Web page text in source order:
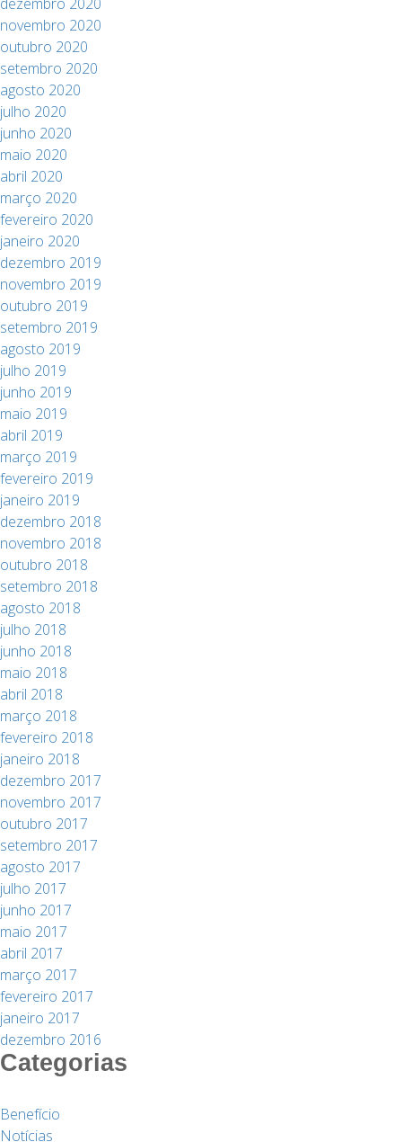
novembro 2020
outubro 2020
setembro 2020
agosto 2020
julho 2020
junho 2020
maio 2020
abril 2020
março 2020
fevereiro 2020
janeiro 2020
dezembro 2019
novembro 2019
outubro 2019
setembro 2019
agosto 2019
julho 2019
junho 2019
maio 2019
abril 2019
março 2019
fevereiro 2019
janeiro 2019
dezembro 2018
novembro 2018
outubro 2018
setembro 2018
agosto 2018
julho 2018
junho 2018
maio 2018
abril 2018
março 2018
fevereiro 2018
janeiro 2018
dezembro 2017
novembro 2017
outubro 2017
setembro 2017
agosto 2017
julho 2017
junho 2017
maio 2017
abril 2017
março 2017
fevereiro 2017
janeiro 2017
dezembro 2016
Categorias
Benefício
Notícias